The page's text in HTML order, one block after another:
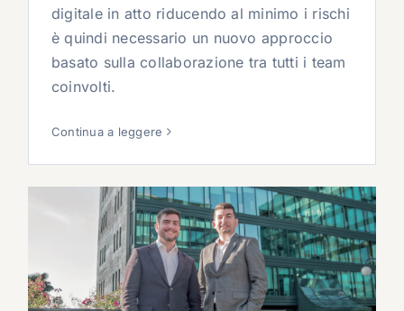
digitale in atto riducendo al minimo i rischi
è quindi necessario un nuovo approccio
basato sulla collaborazione tra tutti i team
coinvolti.
Continua a leggere